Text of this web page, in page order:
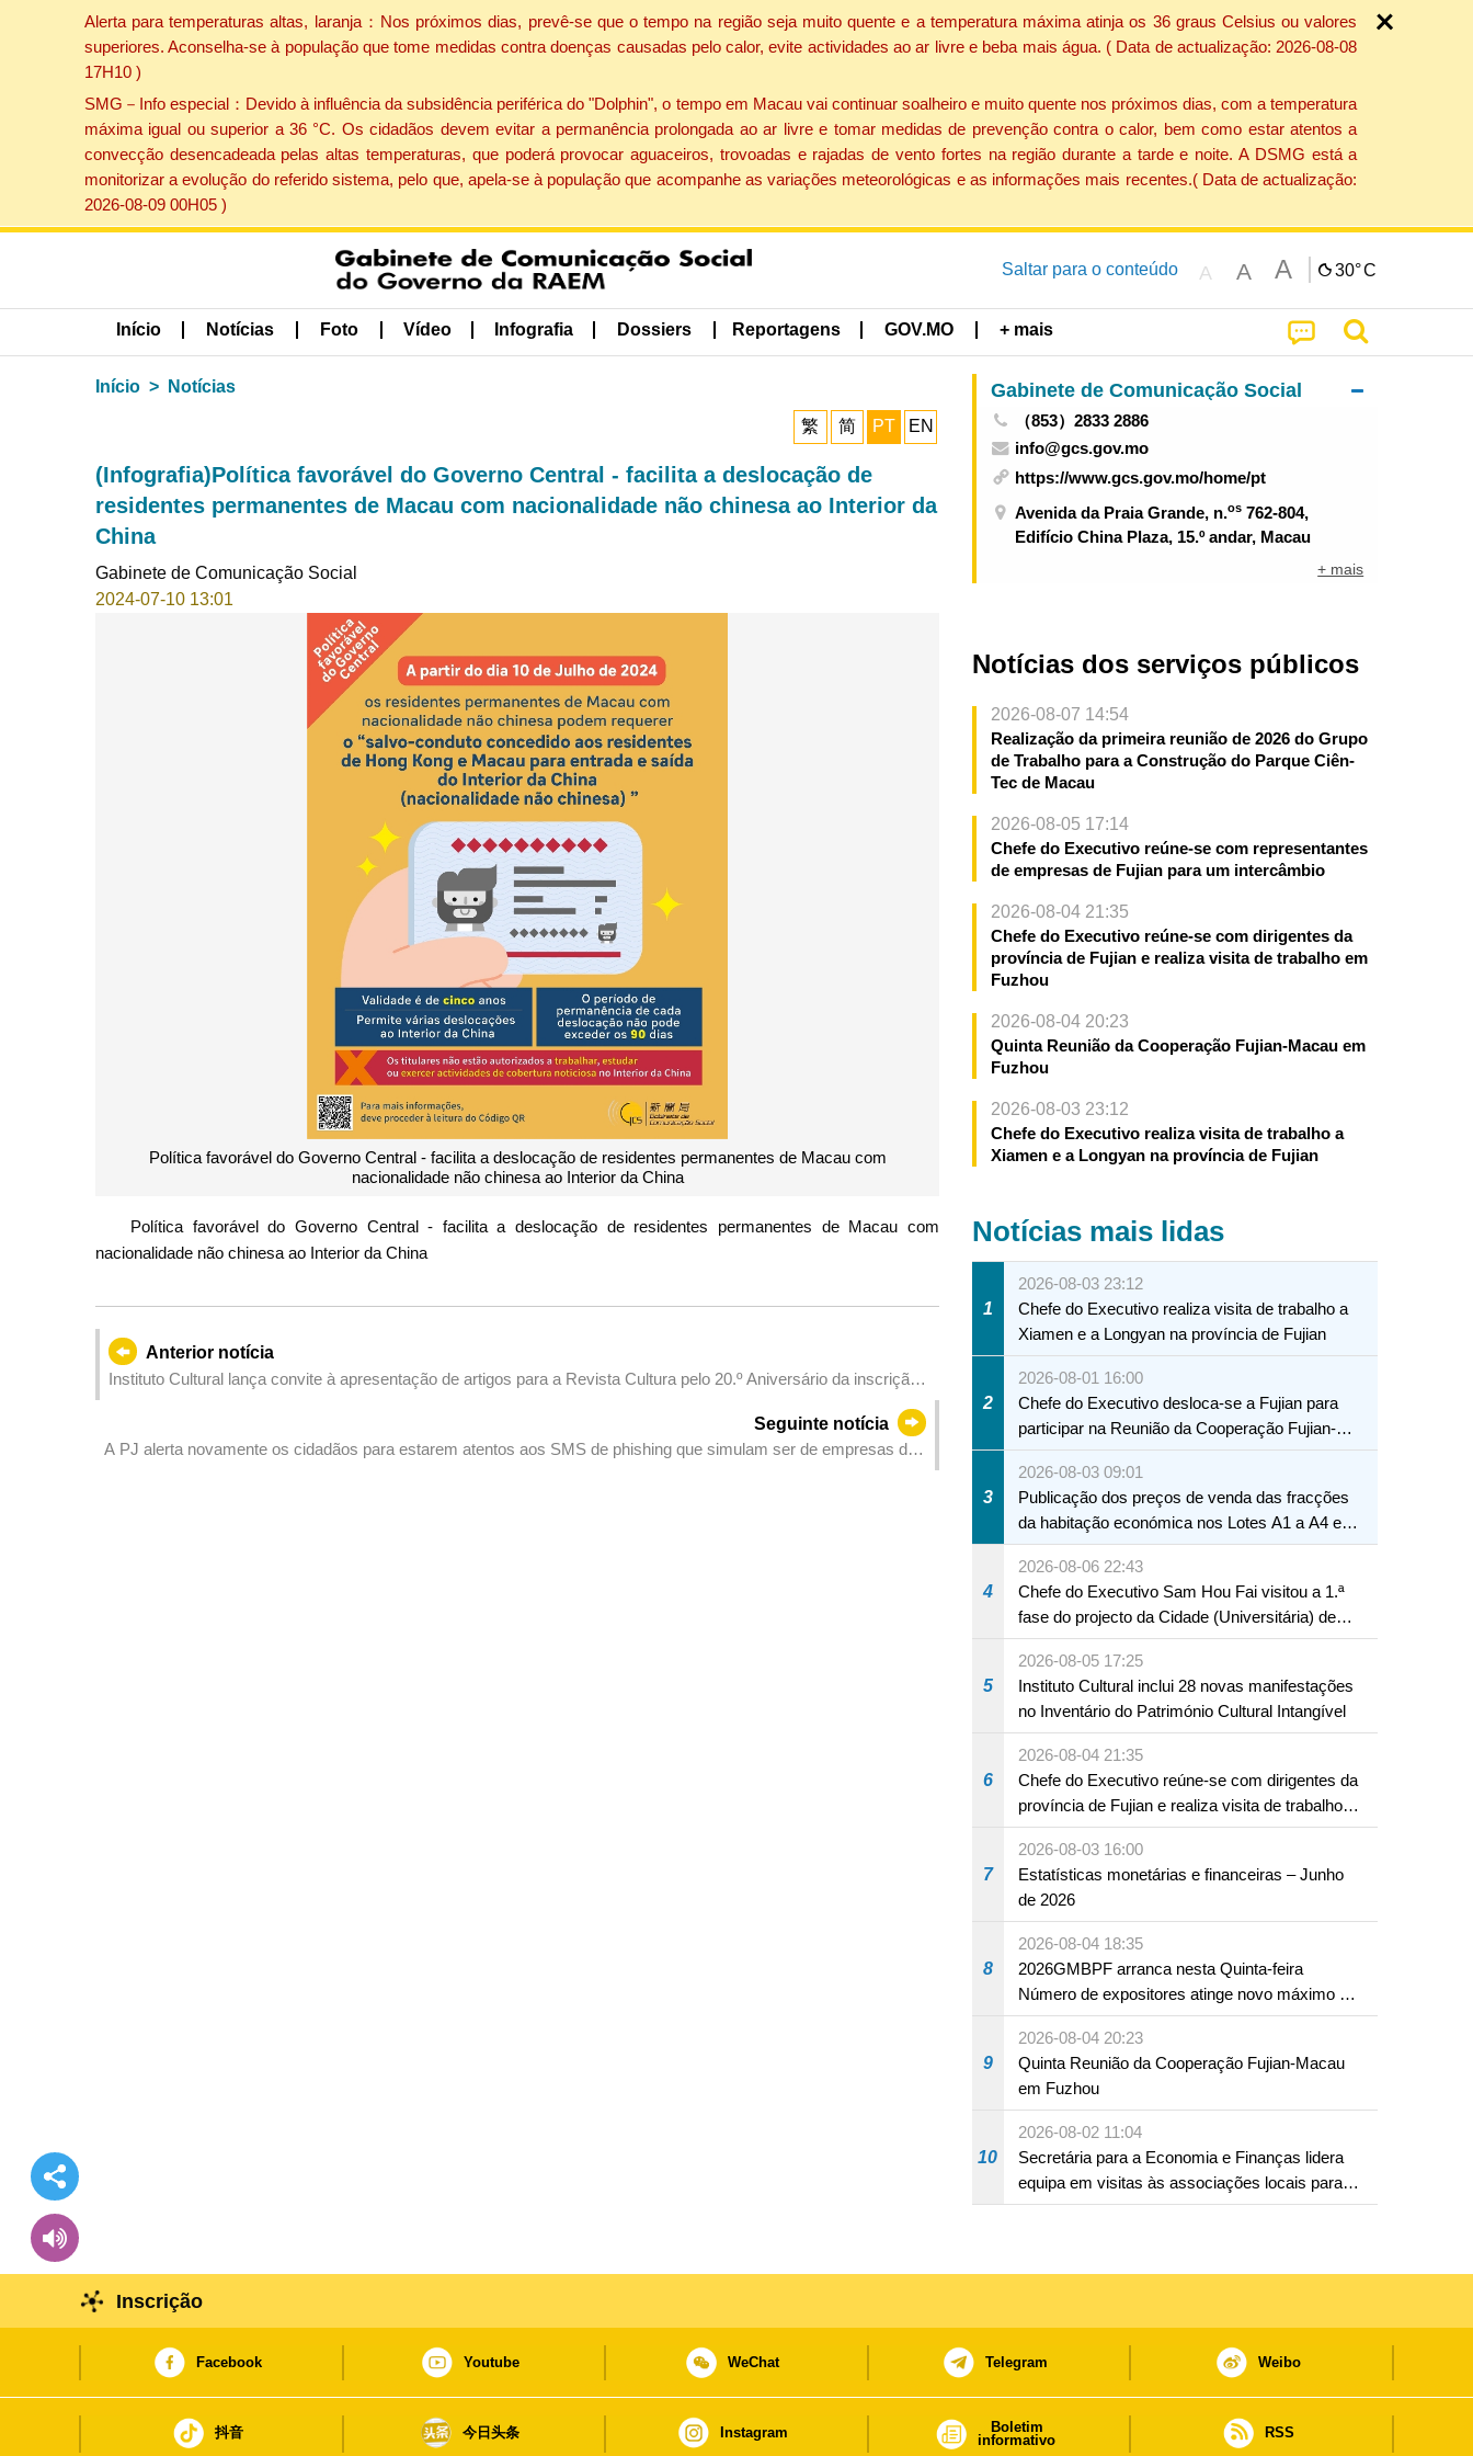
Alerta para temperaturas altas, laranja：Nos próximos dias, prevê-se que o tempo na região seja muito quente e a temperatura máxima atinja os 36 graus Celsius ou valores
superiores. Aconselha-se à população que tome medidas contra doenças causadas pelo calor, evite actividades ao ar livre e beba mais água. ( Data de actualização: 2026-08-08
17H10 )
SMG－Info especial：Devido à influência da subsidência periférica do "Dolphin", o tempo em Macau vai continuar soalheiro e muito quente nos próximos dias, com a temperatura
máxima igual ou superior a 36 °C. Os cidadãos devem evitar a permanência prolongada ao ar livre e tomar medidas de prevenção contra o calor, bem como estar atentos a
convecção desencadeada pelas altas temperaturas, que poderá provocar aguaceiros, trovoadas e rajadas de vento fortes na região durante a tarde e noite. A DSMG está a
monitorizar a evolução do referido sistema, pelo que, apela-se à população que acompanhe as variações meteorológicas e as informações mais recentes.( Data de actualização:
2026-08-09 00H05 )
Saltar para o conteúdo A A A 30°C
Início Notícias Foto Vídeo Infografia Dossiers Reportagens GOV.MO + mais
Início Notícias
繁 简 PT EN
(Infografia)Política favorável do Governo Central - facilita a deslocação de
residentes permanentes de Macau com nacionalidade não chinesa ao Interior da
China
Gabinete de Comunicação Social
2024-07-10 13:01
Política favorável do Governo Central - facilita a deslocação de residentes permanentes de Macau com
nacionalidade não chinesa ao Interior da China
Política favorável do Governo Central - facilita a deslocação de residentes permanentes de Macau com
nacionalidade não chinesa ao Interior da China
Anterior notícia
Instituto Cultural lança convite à apresentação de artigos para a Revista Cultura pelo 20.º Aniversário da inscrição
Seguinte notícia
A PJ alerta novamente os cidadãos para estarem atentos aos SMS de phishing que simulam ser de empresas de
Gabinete de Comunicação Social
（853）2833 2886
info@gcs.gov.mo
https://www.gcs.gov.mo/home/pt
Avenida da Praia Grande, n.os 762-804,
Edifício China Plaza, 15.º andar, Macau
+ mais
Notícias dos serviços públicos
2026-08-07 14:54
Realização da primeira reunião de 2026 do Grupo
de Trabalho para a Construção do Parque Ciên-
Tec de Macau
2026-08-05 17:14
Chefe do Executivo reúne-se com representantes
de empresas de Fujian para um intercâmbio
2026-08-04 21:35
Chefe do Executivo reúne-se com dirigentes da
província de Fujian e realiza visita de trabalho em
Fuzhou
2026-08-04 20:23
Quinta Reunião da Cooperação Fujian-Macau em
Fuzhou
2026-08-03 23:12
Chefe do Executivo realiza visita de trabalho a
Xiamen e a Longyan na província de Fujian
Notícias mais lidas
1
2026-08-03 23:12
Chefe do Executivo realiza visita de trabalho a
Xiamen e a Longyan na província de Fujian
2
2026-08-01 16:00
Chefe do Executivo desloca-se a Fujian para
participar na Reunião da Cooperação Fujian-
Macau
3
2026-08-03 09:01
Publicação dos preços de venda das fracções
da habitação económica nos Lotes A1 a A4 e
A12 da Zona A dos Novos Aterros
4
2026-08-06 22:43
Chefe do Executivo Sam Hou Fai visitou a 1.ª
fase do projecto da Cidade (Universitária) de
Educação Internacional de Macau e Hengqin
5
2026-08-05 17:25
Instituto Cultural inclui 28 novas manifestações
no Inventário do Património Cultural Intangível
6
2026-08-04 21:35
Chefe do Executivo reúne-se com dirigentes da
província de Fujian e realiza visita de trabalho
em Fuzhou
7
2026-08-03 16:00
Estatísticas monetárias e financeiras – Junho
de 2026
8
2026-08-04 18:35
2026GMBPF arranca nesta Quinta-feira
Número de expositores atinge novo máximo em
18 anos
9
2026-08-04 20:23
Quinta Reunião da Cooperação Fujian-Macau
em Fuzhou
10
2026-08-02 11:04
Secretária para a Economia e Finanças lidera
equipa em visitas às associações locais para
consolidar consensos e promover os trabalhos
Inscrição
Facebook Youtube WeChat Telegram Weibo
抖音 今日头条 Instagram
Boletim
informativo
RSS